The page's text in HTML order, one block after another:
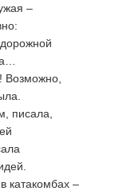
–
Возможно,
писала,
катакомбах –